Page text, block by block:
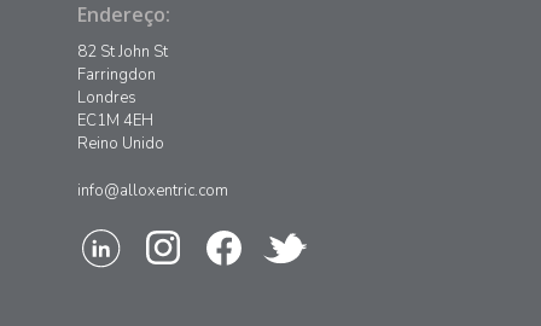
Endereço:
82 St John St
Farringdon
Londres
EC1M 4EH
Reino Unido
info@alloxentric.com